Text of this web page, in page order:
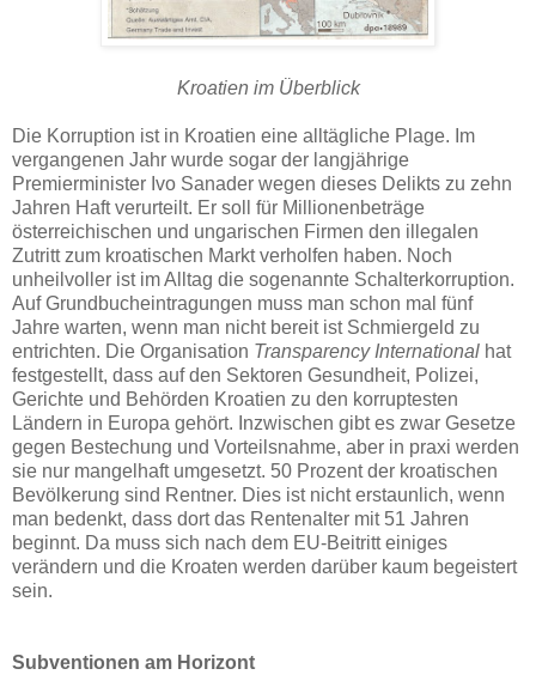
Kroatien im Überblick
Die Korruption ist in Kroatien eine alltägliche Plage. Im
vergangenen Jahr wurde sogar der langjährige
Premierminister Ivo Sanader wegen dieses Delikts zu zehn
Jahren Haft verurteilt. Er soll für Millionenbeträge
österreichischen und ungarischen Firmen den illegalen
Zutritt zum kroatischen Markt verholfen haben. Noch
unheilvoller ist im Alltag die sogenannte Schalterkorruption.
Auf Grundbucheintragungen muss man schon mal fünf
Jahre warten, wenn man nicht bereit ist Schmiergeld zu
entrichten. Die Organisation Transparency International hat
festgestellt, dass auf den Sektoren Gesundheit, Polizei,
Gerichte und Behörden Kroatien zu den korruptesten
Ländern in Europa gehört. Inzwischen gibt es zwar Gesetze
gegen Bestechung und Vorteilsnahme, aber in praxi werden
sie nur mangelhaft umgesetzt. 50 Prozent der kroatischen
Bevölkerung sind Rentner. Dies ist nicht erstaunlich, wenn
man bedenkt, dass dort das Rentenalter mit 51 Jahren
beginnt. Da muss sich nach dem EU-Beitritt einiges
verändern und die Kroaten werden darüber kaum begeistert
sein.
Subventionen am Horizont